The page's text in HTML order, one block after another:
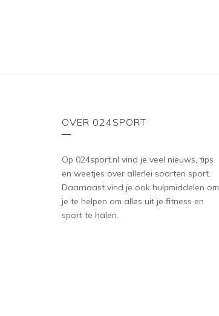
OVER 024SPORT
Op 024sport.nl vind je veel nieuws, tips
en weetjes over allerlei soorten sport.
Daarnaast vind je ook hulpmiddelen om
je te helpen om alles uit je fitness en
sport te halen.